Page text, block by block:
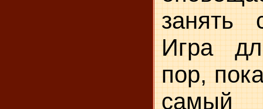
занять
Игра
пор,